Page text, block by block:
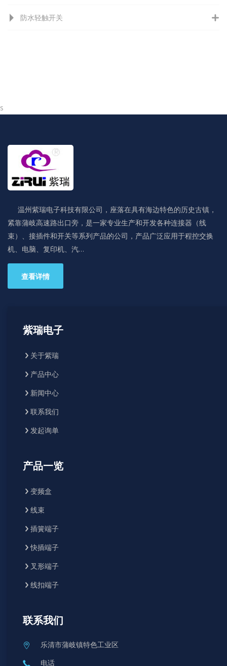
防水轻触开关
s
温州紫瑞电子科技有限公司，座落在具有海边特色的历史古镇，
紧靠蒲岐高速路出口旁，是一家专业生产和开发各种连接器（线
束）、接插件和开关等系列产品的公司，产品广泛应用于程控交换
机、电脑、复印机、汽…
查看详情
紫瑞电子
关于紫瑞
产品中心
新闻中心
联系我们
发起询单
产品一览
变频盒
线束
插簧端子
快插端子
叉形端子
线扣端子
联系我们
乐清市蒲岐镇特色工业区
电话